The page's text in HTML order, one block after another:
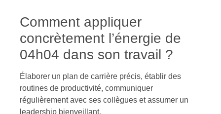
Comment appliquer
concrètement l’énergie de
04h04 dans son travail ?
Élaborer un plan de carrière précis, établir des
routines de productivité, communiquer
régulièrement avec ses collègues et assumer un
leadership bienveillant.